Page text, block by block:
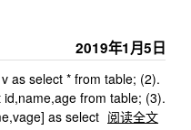
2019年1月5日
as select * from table; (2).
from table; (3).
as select 阅读全文